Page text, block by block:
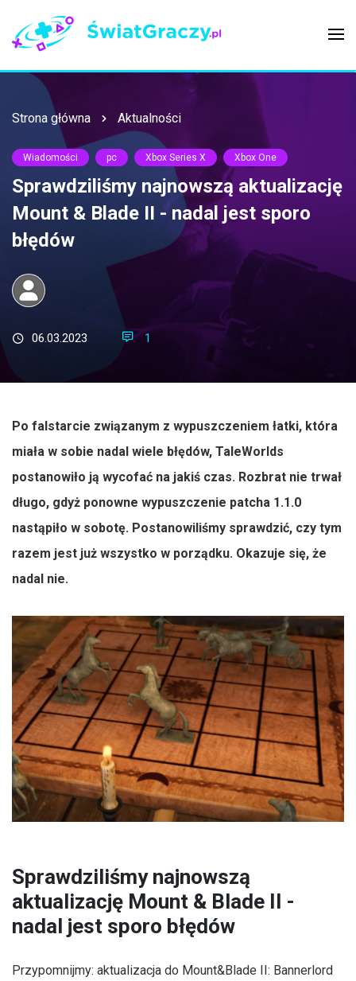
Strona główna Aktualności
Wiadomości pc Xbox Series X Xbox One
Sprawdziliśmy najnowszą aktualizację
Mount & Blade II - nadal jest sporo
błędów
06.03.2023 1
Po falstarcie związanym z wypuszczeniem łatki, która
miała w sobie nadal wiele błędów, TaleWorlds
postanowiło ją wycofać na jakiś czas. Rozbrat nie trwał
długo, gdyż ponowne wypuszczenie patcha 1.1.0
nastąpiło w sobotę. Postanowiliśmy sprawdzić, czy tym
razem jest już wszystko w porządku. Okazuje się, że
nadal nie.
Sprawdziliśmy najnowszą
aktualizację Mount & Blade II -
nadal jest sporo błędów
Przypomnijmy: aktualizacja do Mount&Blade II: Bannerlord